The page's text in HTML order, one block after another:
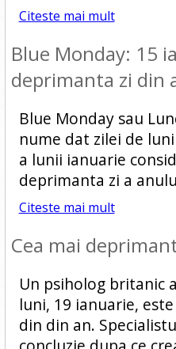
Citeste mai mult
Blue Monday: 15
deprimanta zi din
Blue Monday sau
nume dat zilei de
a lunii ianuarie
deprimanta zi a
Citeste mai mult
Cea mai
Un psiholog britanic
luni, 19 ianuarie,
din din an.